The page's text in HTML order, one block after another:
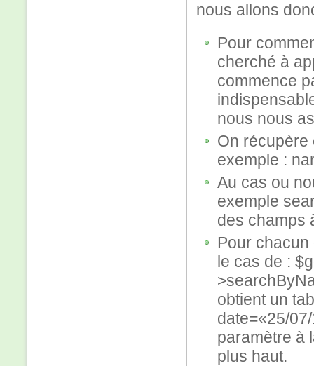
nous allons
Pour
cherché à
commence
nous nous
On récupère
exemple :
Au cas ou
exemple
des champs
Pour
le cas de :
obtient un
date=«25/
paramètre à
plus haut.